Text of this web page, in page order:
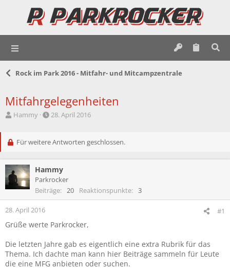
Rock im Park 2016 - Mitfahr- und Mitcampzentrale
Mitfahrgelegenheiten
E
t
l
e
r
Hammy
E
t
l
t
a
m
28. April 2016
Für weitere Antworten geschlossen.
Hammy
Parkrocker
Beiträge
20 Reaktionspunkte 3
28. April 2016 #1
Grüße werte Parkrocker,
Die letzten Jahre gab es eigentlich eine extra Rubrik für das
Thema. Ich dachte man kann hier Beiträge sammeln für Leute
die eine MFG anbieten oder suchen.